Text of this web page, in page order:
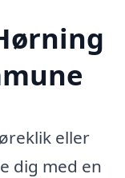
eller
dig med en